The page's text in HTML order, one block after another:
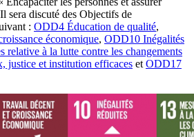
sera discuté des Objectifs de
: ODD4 Éducation de qualité,
économique, ODD10 Inégalités
relative à la lutte contre les changements
justice et institution efficaces et ODD17